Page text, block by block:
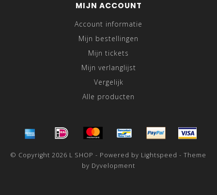
MIJN ACCOUNT
Account informatie
Mijn bestellingen
Mijn tickets
Mijn verlanglijst
Vergelijk
Alle producten
© Copyright 2026 L SHOP - Powered by Lightspeed - Theme
by Dyvelopment